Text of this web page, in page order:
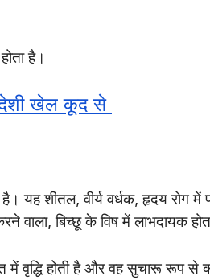
है।
खेल कूद से
यह शीतल, वीर्य वर्धक, हृदय रोग
वाला, बिच्छू के विष में लाभदायक
में वृद्धि होती है और वह सुचारू रूप